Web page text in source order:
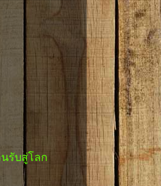
รับสู่โลก